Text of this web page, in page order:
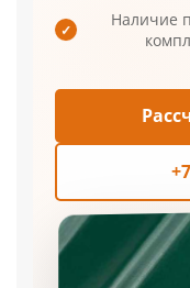
✓
Наличие